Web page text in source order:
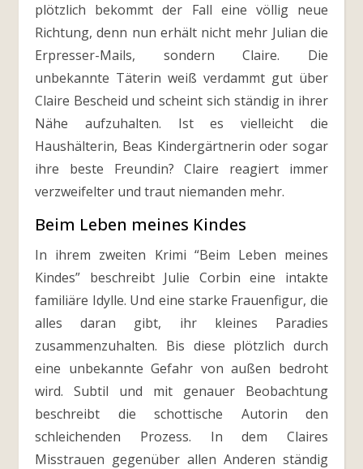
plötzlich bekommt der Fall eine völlig neue
Richtung, denn nun erhält nicht mehr Julian die
Erpresser-Mails, sondern Claire. Die
unbekannte Täterin weiß verdammt gut über
Claire Bescheid und scheint sich ständig in ihrer
Nähe aufzuhalten. Ist es vielleicht die
Haushälterin, Beas Kindergärtnerin oder sogar
ihre beste Freundin? Claire reagiert immer
verzweifelter und traut niemanden mehr.
Beim Leben meines Kindes
In ihrem zweiten Krimi “Beim Leben meines
Kindes” beschreibt Julie Corbin eine intakte
familiäre Idylle. Und eine starke Frauenfigur, die
alles daran gibt, ihr kleines Paradies
zusammenzuhalten. Bis diese plötzlich durch
eine unbekannte Gefahr von außen bedroht
wird. Subtil und mit genauer Beobachtung
beschreibt die schottische Autorin den
schleichenden Prozess. In dem Claires
Misstrauen gegenüber allen Anderen ständig